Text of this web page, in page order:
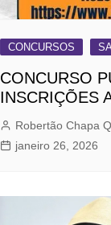
CONCURSOS
CONCURSO
INSCRIÇÕES
Robertão Chapa
janeiro 26, 2026